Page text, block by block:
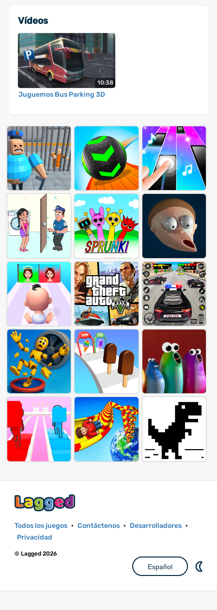
Vídeos
10:38
Juguemos Bus Parking 3D
Todos los juegos · Contáctenos · Desarrolladores ·
Privacidad
© Lagged 2026
Español